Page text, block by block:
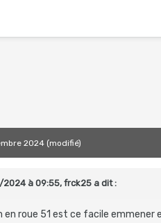
2024 (modifié)
2024 à 09:55,frck25 a dit :
en roue 51 est ce facile